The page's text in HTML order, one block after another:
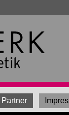
Partner